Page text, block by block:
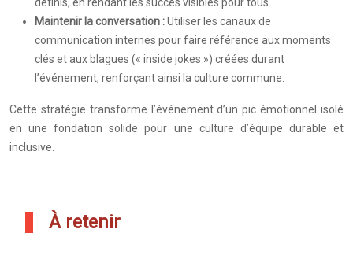
Maintenir la conversation :Utiliser les canaux de
communication internes pour faire référence aux moments
clés et aux blagues (« inside jokes ») créées durant
l’événement, renforçant ainsi la culture commune.
Cette stratégie transforme l’événement d’un pic émotionnel isolé
en une fondation solide pour une culture d’équipe durable et
inclusive.
À retenir